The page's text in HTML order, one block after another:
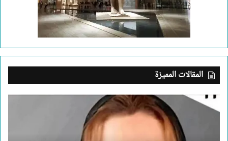
المقالات المميزة
بعد
جريمة